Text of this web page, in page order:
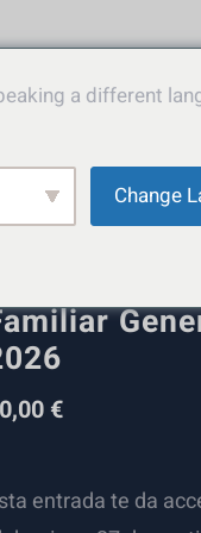
Japan
€
entrada te da
a different
Change